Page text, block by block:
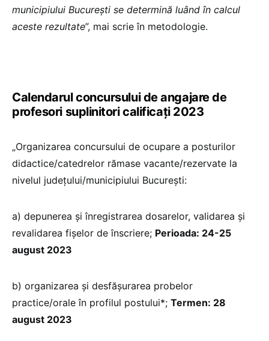
municipiului Bucureşti se determină luând în calcul
aceste rezultate”, mai scrie în metodologie.
Calendarul concursului de angajare de
profesori suplinitori calificați 2023
„Organizarea concursului de ocupare a posturilor
didactice/catedrelor rămase vacante/rezervate la
nivelul judeţului/municipiului Bucureşti:
a) depunerea şi înregistrarea dosarelor, validarea și
revalidarea fișelor de înscriere; Perioada: 24-25
august 2023
b) organizarea și desfășurarea probelor
practice/orale în profilul postului*; Termen: 28
august 2023